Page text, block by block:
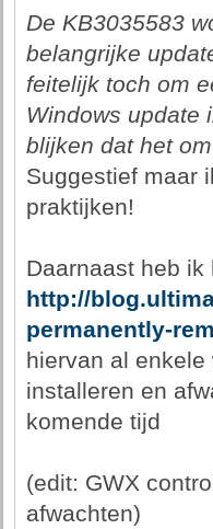
De KB3035583
belangrijke
feitelijk toch om
Windows update
blijken dat het
Suggestief maar
praktijken!
Daarnaast heb
http://
permanently-
hiervan al
installeren en
komende tijd
(edit: GWX
afwachten)